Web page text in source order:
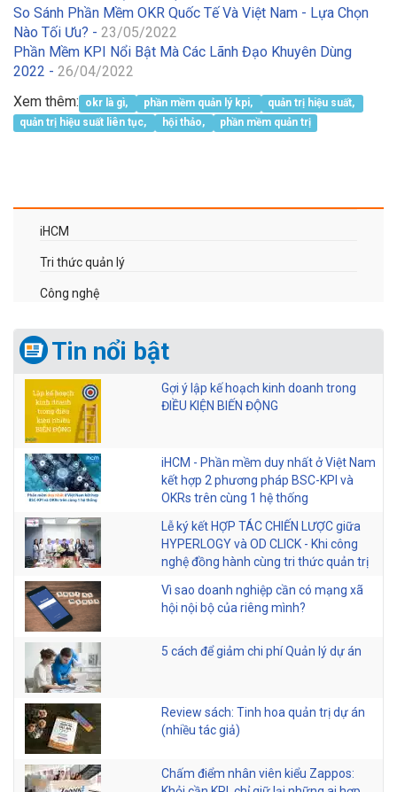
So Sánh Phần Mềm OKR Quốc Tế Và Việt Nam - Lựa Chọn
Nào Tối Ưu? - 23/05/2022
Phần Mềm KPI Nổi Bật Mà Các Lãnh Đạo Khuyên Dùng
2022 - 26/04/2022
Xem thêm:
okr là gì, phần mềm quản lý kpi,
quản trị hiệu suất,
quản trị hiệu suất liên tục,
hội thảo, phần mềm quản trị
iHCM
Tri thức quản lý
Công nghệ
Tin nổi bật
Gợi ý lập kế hoạch kinh doanh trong
ĐIỀU KIỆN BIẾN ĐỘNG
iHCM - Phần mềm duy nhất ở Việt Nam
kết hợp 2 phương pháp BSC-KPI và
OKRs trên cùng 1 hệ thống
Lễ ký kết HỢP TÁC CHIẾN LƯỢC giữa
HYPERLOGY và OD CLICK - Khi công
nghệ đồng hành cùng tri thức quản trị
Vì sao doanh nghiệp cần có mạng xã
hội nội bộ của riêng mình?
5 cách để giảm chi phí Quản lý dự án
Review sách: Tinh hoa quản trị dự án
(nhiều tác giả)
Chấm điểm nhân viên kiểu Zappos: